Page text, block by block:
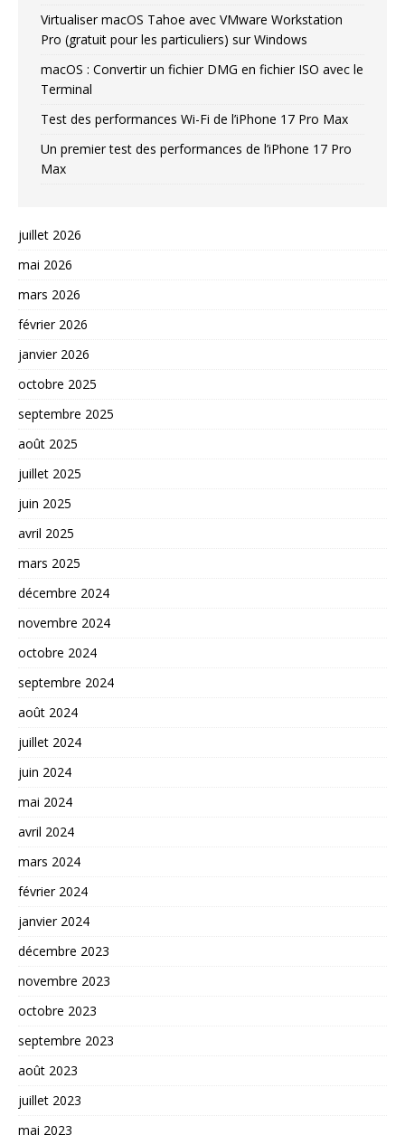
Virtualiser macOS Tahoe avec VMware Workstation
Pro (gratuit pour les particuliers) sur Windows
macOS : Convertir un fichier DMG en fichier ISO avec le
Terminal
Test des performances Wi-Fi de l’iPhone 17 Pro Max
Un premier test des performances de l’iPhone 17 Pro
Max
juillet 2026
mai 2026
mars 2026
février 2026
janvier 2026
octobre 2025
septembre 2025
août 2025
juillet 2025
juin 2025
avril 2025
mars 2025
décembre 2024
novembre 2024
octobre 2024
septembre 2024
août 2024
juillet 2024
juin 2024
mai 2024
avril 2024
mars 2024
février 2024
janvier 2024
décembre 2023
novembre 2023
octobre 2023
septembre 2023
août 2023
juillet 2023
mai 2023